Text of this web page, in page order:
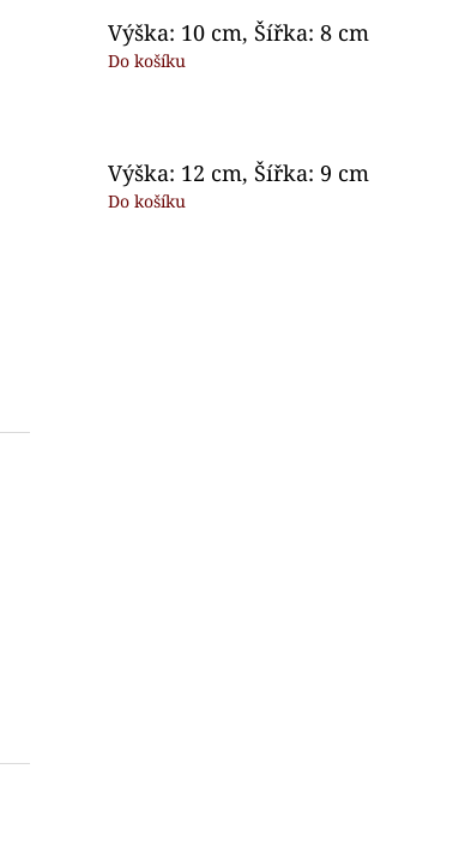
Výška: 10 cm, Šířka: 8 cm
Do košíku
Výška: 12 cm, Šířka: 9 cm
Do košíku